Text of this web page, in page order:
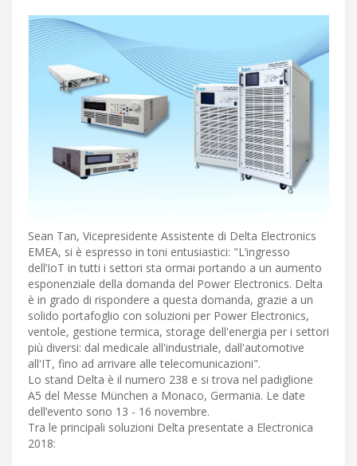
Sean Tan, Vicepresidente Assistente di Delta Electronics
EMEA, si è espresso in toni entusiastici: "L’ingresso
dell’IoT in tutti i settori sta ormai portando a un aumento
esponenziale della domanda del Power Electronics. Delta
è in grado di rispondere a questa domanda, grazie a un
solido portafoglio con soluzioni per Power Electronics,
ventole, gestione termica, storage dell'energia per i settori
più diversi: dal medicale all'industriale, dall'automotive
all'IT, fino ad arrivare alle telecomunicazioni".
Lo stand Delta è il numero 238 e si trova nel padiglione
A5 del Messe München a Monaco, Germania. Le date
dell’evento sono 13 - 16 novembre.
Tra le principali soluzioni Delta presentate a Electronica
2018: